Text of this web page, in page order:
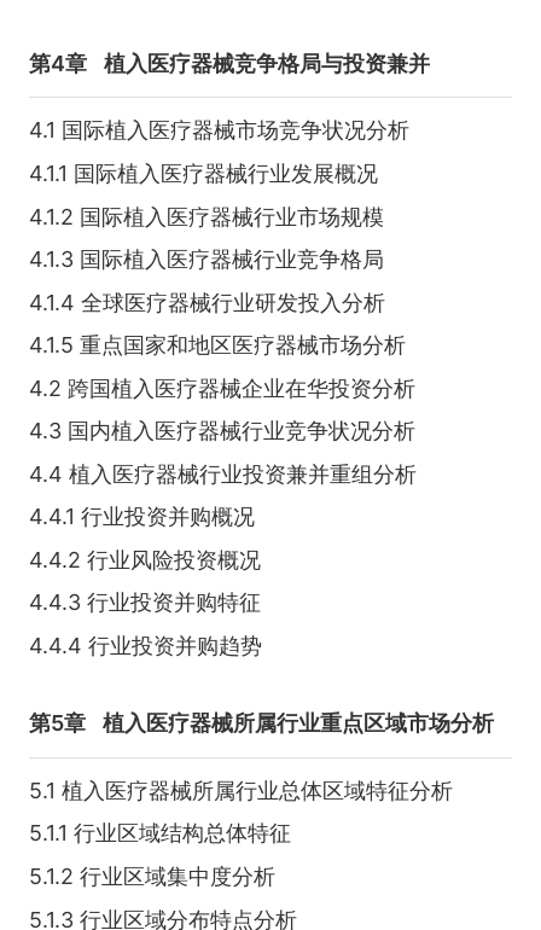
第4章 植入医疗器械竞争格局与投资兼并
4.1 国际植入医疗器械市场竞争状况分析
4.1.1 国际植入医疗器械行业发展概况
4.1.2 国际植入医疗器械行业市场规模
4.1.3 国际植入医疗器械行业竞争格局
4.1.4 全球医疗器械行业研发投入分析
4.1.5 重点国家和地区医疗器械市场分析
4.2 跨国植入医疗器械企业在华投资分析
4.3 国内植入医疗器械行业竞争状况分析
4.4 植入医疗器械行业投资兼并重组分析
4.4.1 行业投资并购概况
4.4.2 行业风险投资概况
4.4.3 行业投资并购特征
4.4.4 行业投资并购趋势
第5章 植入医疗器械所属行业重点区域市场分析
5.1 植入医疗器械所属行业总体区域特征分析
5.1.1 行业区域结构总体特征
5.1.2 行业区域集中度分析
5.1.3 行业区域分布特点分析